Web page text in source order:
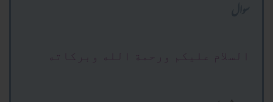
السلام عليكم ورحمة الله وبركاته